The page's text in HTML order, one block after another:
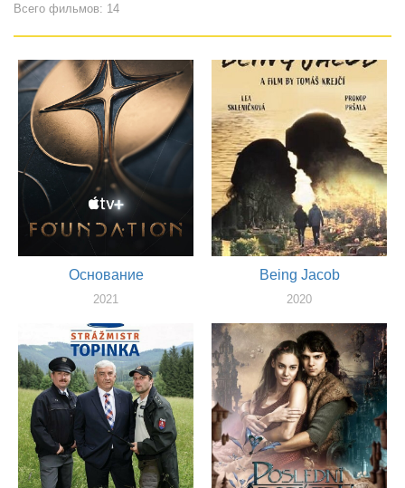
Всего фильмов: 14
Основание
2021
Being Jacob
2020